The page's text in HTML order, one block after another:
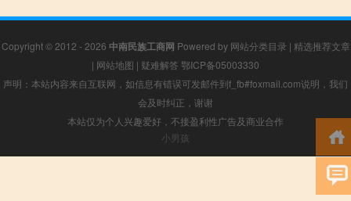
Copyright © 2012 - 2026 中南民族工商网 Powered by 网站分类目录 | 精选推荐文章
| 网站地图 | 疑难解答 鄂ICP备05003330
声明：本站内容来自互联网，如信息有错误可发邮件到f_fb#foxmail.com说明，我们
会及时纠正，谢谢
本站仅为个人兴趣爱好，不接盈利性广告及商业合作
小男孩